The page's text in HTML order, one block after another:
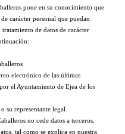
pone en su conocimiento que
carácter personal que puedan
de datos de carácter
electrónico de las últimas
el Ayuntamiento de Ejea de los
su representante legal.
no cede datos a terceros.
tal como se explica en nuestra